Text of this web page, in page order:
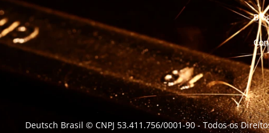
Deutsch Brasil © CNPJ 53.411.756/0001-90- Todos os